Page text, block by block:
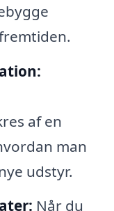
af en
man
udstyr.
Når du